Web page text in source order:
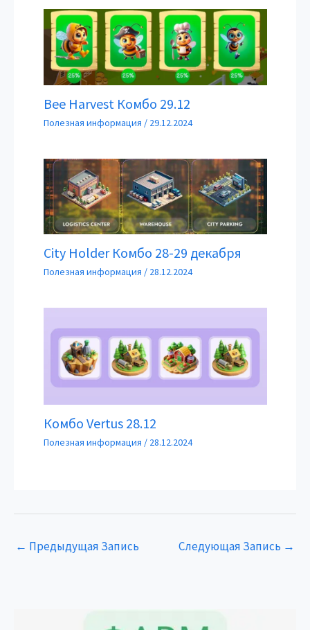
Bee Harvest Комбо 29.12
Полезная информация / 29.12.2024
City Holder Комбо 28-29 декабря
Полезная информация / 28.12.2024
Комбо Vertus 28.12
Полезная информация / 28.12.2024
← Предыдущая Запись Следующая Запись →